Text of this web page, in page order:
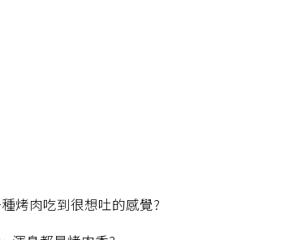
烤肉吃到很想吐的感覺?